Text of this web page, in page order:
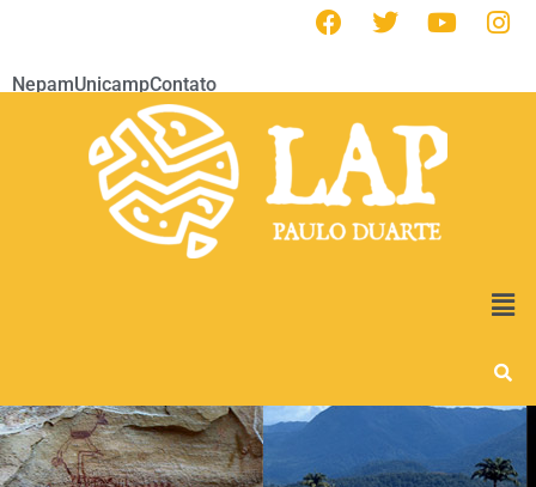
NepamUnicampContato